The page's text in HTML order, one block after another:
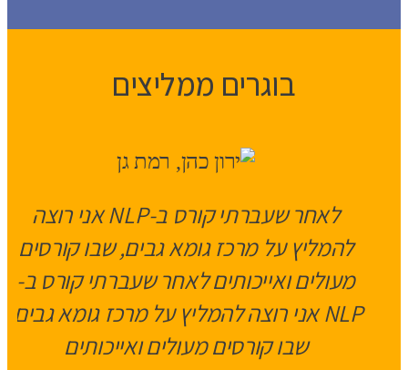
בוגרים ממליצים
לאחר שעברתי קורס ב-NLP אני רוצה
להמליץ על מרכז גומא גבים, שבו קורסים
מעולים ואייכותים לאחר שעברתי קורס ב-
NLP אני רוצה להמליץ על מרכז גומא גבים,
שבו קורסים מעולים ואייכותים